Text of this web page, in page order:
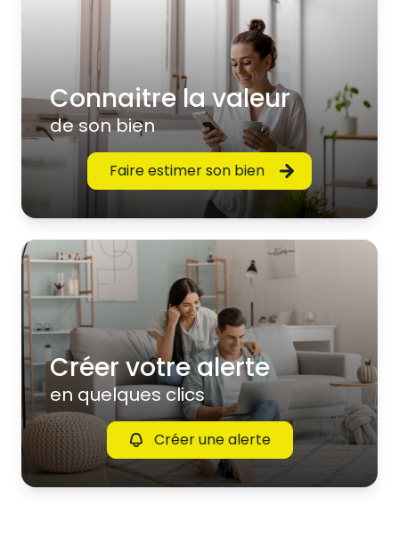
Connaitre la valeur
de son bien
Faire estimer son bien
Créer votre alerte
en quelques clics
Créer une alerte